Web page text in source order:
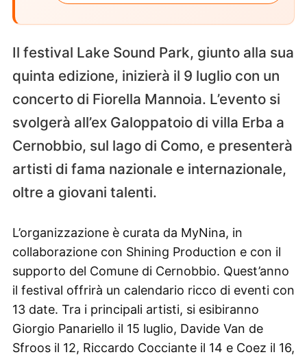
Il festival Lake Sound Park, giunto alla sua
quinta edizione, inizierà il 9 luglio con un
concerto di Fiorella Mannoia. L’evento si
svolgerà all’ex Galoppatoio di villa Erba a
Cernobbio, sul lago di Como, e presenterà
artisti di fama nazionale e internazionale,
oltre a giovani talenti.
L’organizzazione è curata da MyNina, in
collaborazione con Shining Production e con il
supporto del Comune di Cernobbio. Quest’anno
il festival offrirà un calendario ricco di eventi con
13 date. Tra i principali artisti, si esibiranno
Giorgio Panariello il 15 luglio, Davide Van de
Sfroos il 12, Riccardo Cocciante il 14 e Coez il 16,